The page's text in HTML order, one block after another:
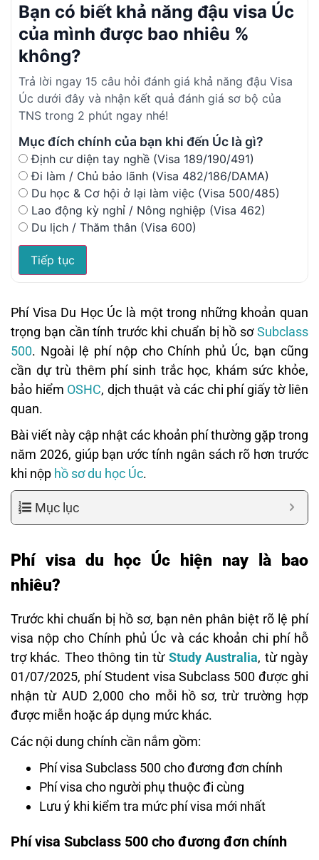
Bạn có biết khả năng đậu visa Úc
của mình được bao nhiêu %
không?
Trả lời ngay 15 câu hỏi đánh giá khả năng đậu Visa
Úc dưới đây và nhận kết quả đánh giá sơ bộ của
TNS trong 2 phút ngay nhé!
Mục đích chính của bạn khi đến Úc là gì?
Định cư diện tay nghề (Visa 189/190/491)
Đi làm / Chủ bảo lãnh (Visa 482/186/DAMA)
Du học & Cơ hội ở lại làm việc (Visa 500/485)
Lao động kỳ nghỉ / Nông nghiệp (Visa 462)
Du lịch / Thăm thân (Visa 600)
Tiếp tục
Phí Visa Du Học Úc là một trong những khoản quan
trọng bạn cần tính trước khi chuẩn bị hồ sơSubclass
500. Ngoài lệ phí nộp cho Chính phủ Úc, bạn cũng
cần dự trù thêm phí sinh trắc học, khám sức khỏe,
bảo hiểm OSHC, dịch thuật và các chi phí giấy tờ liên
quan.
Bài viết này cập nhật các khoản phí thường gặp trong
năm 2026, giúp bạn ước tính ngân sách rõ hơn trước
khi nộp hồ sơ du học Úc.
Mục lục
Phí visa du học Úc hiện nay là bao
nhiêu?
Trước khi chuẩn bị hồ sơ, bạn nên phân biệt rõ lệ phí
visa nộp cho Chính phủ Úc và các khoản chi phí hỗ
trợ khác. Theo thông tin từ Study Australia, từ ngày
01/07/2025, phí Student visa Subclass 500 được ghi
nhận từ AUD 2,000 cho mỗi hồ sơ, trừ trường hợp
được miễn hoặc áp dụng mức khác.
Các nội dung chính cần nắm gồm:
Phí visa Subclass 500 cho đương đơn chính
Phí visa cho người phụ thuộc đi cùng
Lưu ý khi kiểm tra mức phí visa mới nhất
Phí visa Subclass 500 cho đương đơn chính